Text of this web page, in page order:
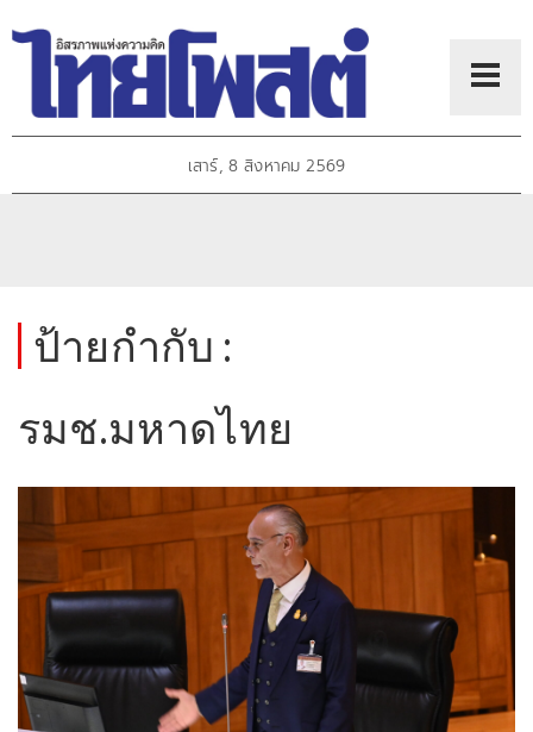
เสาร์, 8 สิงหาคม 2569
ป้ายกำกับ :
รมช.มหาดไทย